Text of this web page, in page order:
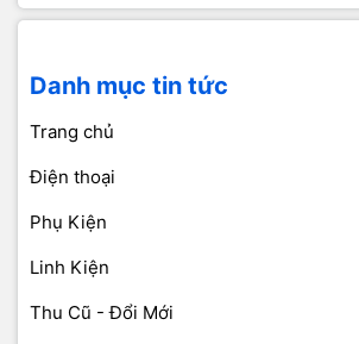
Danh mục tin tức
Trang chủ
Điện thoại
Phụ Kiện
Linh Kiện
Thu Cũ - Đổi Mới